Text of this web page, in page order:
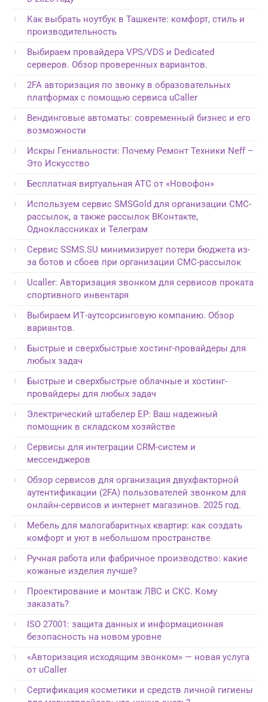
Как выбрать ноутбук в Ташкенте: комфорт, стиль и
производительность
Выбираем провайдера VPS/VDS и Dedicated
серверов. Обзор проверенных вариантов.
2FA авторизация по звонку в образовательных
платформах с помощью сервиса uCaller
Вендинговые автоматы: современный бизнес и его
возможности
Искры Гениальности: Почему Ремонт Техники Neff –
Это Искусство
Бесплатная виртуальная АТС от «Новофон»
Используем сервис SMSGold для организации СМС-
рассылок, а также рассылок ВКонтакте,
Одноклассниках и Телеграм
Сервис SSMS.SU минимизирует потери бюджета из-
за ботов и сбоев при организации СМС-рассылок
Ucaller: Авторизация звонком для сервисов проката
спортивного инвентаря
Выбираем ИТ-аутсорсинговую компанию. Обзор
вариантов.
Быстрые и сверхбыстрые хостинг-провайдеры для
любых задач
Быстрые и сверхбыстрые облачные и хостинг-
провайдеры для любых задач
Электрический штабелер EP: Ваш надежный
помощник в складском хозяйстве
Сервисы для интеграции CRM-систем и
мессенджеров
Обзор сервисов для организация двухфакторной
аутентификации (2FA) пользователей звонком для
онлайн-сервисов и интернет магазинов. 2025 год.
Мебель для малогабаритных квартир: как создать
комфорт и уют в небольшом пространстве
Ручная работа или фабричное производство: какие
кожаные изделия лучше?
Проектирование и монтаж ЛВС и СКС. Кому
заказать?
ISO 27001: защита данных и информационная
безопасность на новом уровне
«Авторизация исходящим звонком» — новая услуга
от uCaller
Сертификация косметики и средств личной гигиены